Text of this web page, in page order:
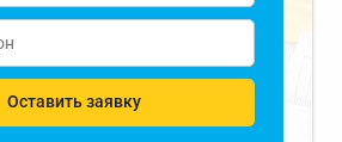
Оставить заявку